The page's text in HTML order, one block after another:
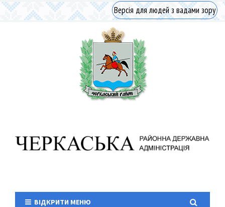
Версія для людей з вадами зору
ВІДКРИТИ МЕНЮ